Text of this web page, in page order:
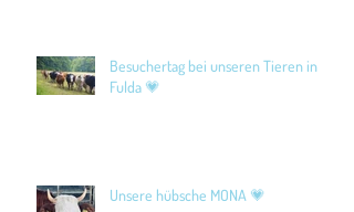
Besuchertag bei unseren Tieren in
Fulda 💗
Unsere hübsche MONA 💗